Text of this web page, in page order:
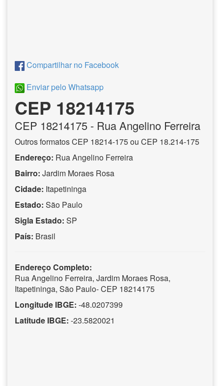
Compartilhar no Facebook
Enviar pelo Whatsapp
CEP 18214175
CEP 18214175 - Rua Angelino Ferreira
Outros formatos CEP 18214-175 ou CEP 18.214-175
Endereço: Rua Angelino Ferreira
Bairro: Jardim Moraes Rosa
Cidade: Itapetininga
Estado: São Paulo
Sigla Estado: SP
País: Brasil
Endereço Completo:
Rua Angelino Ferreira, Jardim Moraes Rosa,
Itapetininga, São Paulo- CEP 18214175
Longitude IBGE: -48.0207399
Latitude IBGE: -23.5820021